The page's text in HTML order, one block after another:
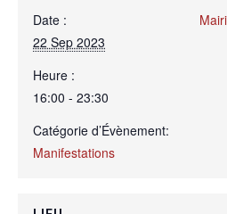
Date :
22 Sep 2023
Heure :
16:00 - 23:30
Catégorie d’Évènement:
Manifestations